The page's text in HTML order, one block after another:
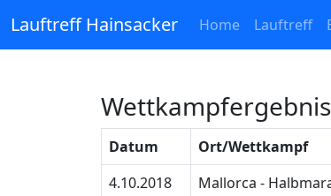
Lauftreff Hainsacker Home Lauftreff
Datum Ort/Wettkampf
4.10.2018
Mallorca -